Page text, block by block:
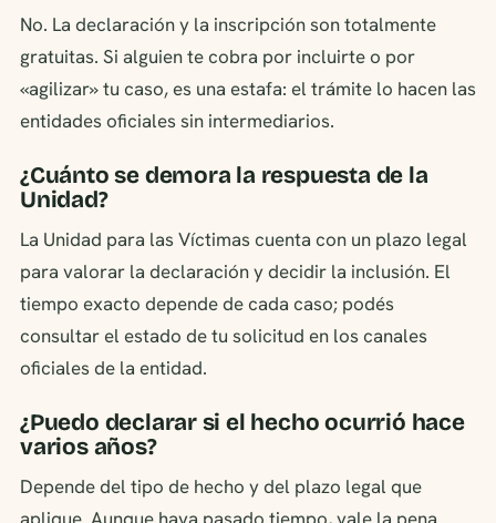
No. La declaración y la inscripción son totalmente
gratuitas. Si alguien te cobra por incluirte o por
«agilizar» tu caso, es una estafa: el trámite lo hacen las
entidades oficiales sin intermediarios.
¿Cuánto se demora la respuesta de la
Unidad?
La Unidad para las Víctimas cuenta con un plazo legal
para valorar la declaración y decidir la inclusión. El
tiempo exacto depende de cada caso; podés
consultar el estado de tu solicitud en los canales
oficiales de la entidad.
¿Puedo declarar si el hecho ocurrió hace
varios años?
Depende del tipo de hecho y del plazo legal que